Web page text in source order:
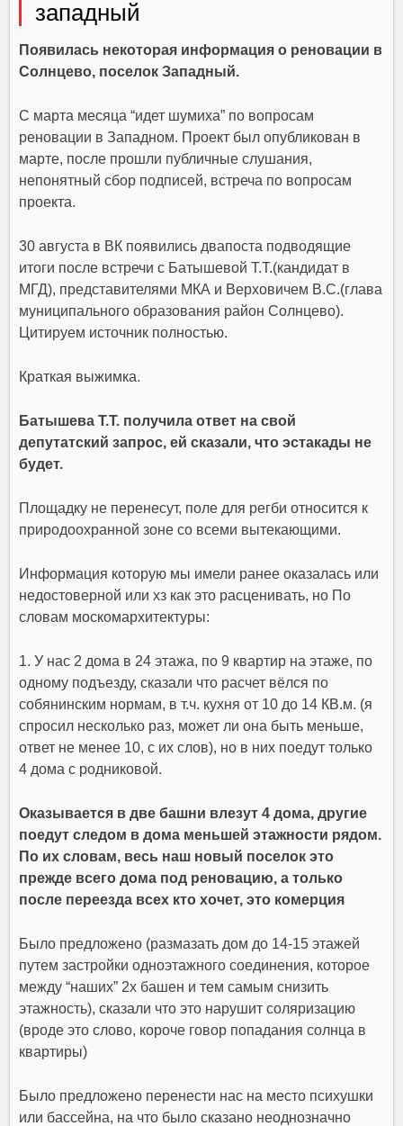
западный
Появилась некоторая информация о реновации в
Солнцево, поселок Западный.
С марта месяца “идет шумиха” по вопросам
реновации в Западном. Проект был опубликован в
марте, после прошли публичные слушания,
непонятный сбор подписей, встреча по вопросам
проекта.
30 августа в ВК появились двапоста подводящие
итоги после встречи с Батышевой Т.Т.(кандидат в
МГД), представителями МКА и Верховичем В.С.(глава
муниципального образования район Солнцево).
Цитируем источник полностью.
Краткая выжимка.
Батышева Т.Т. получила ответ на свой
депутатский запрос, ей сказали, что эстакады не
будет.
Площадку не перенесут, поле для регби относится к
природоохранной зоне со всеми вытекающими.
Информация которую мы имели ранее оказалась или
недостоверной или хз как это расценивать, но По
словам москомархитектуры:
1. У нас 2 дома в 24 этажа, по 9 квартир на этаже, по
одному подъезду, сказали что расчет вёлся по
собянинским нормам, в т.ч. кухня от 10 до 14 КВ.м. (я
спросил несколько раз, может ли она быть меньше,
ответ не менее 10, с их слов), но в них поедут только
4 дома с родниковой.
Оказывается в две башни влезут 4 дома, другие
поедут следом в дома меньшей этажности рядом.
По их словам, весь наш новый поселок это
прежде всего дома под реновацию, а только
после переезда всех кто хочет, это комерция
Было предложено (размазать дом до 14-15 этажей
путем застройки одноэтажного соединения, которое
между “наших” 2х башен и тем самым снизить
этажность), сказали что это нарушит соляризацию
(вроде это слово, короче говор попадания солнца в
квартиры)
Было предложено перенести нас на место психушки
или бассейна, на что было сказано неоднозначно